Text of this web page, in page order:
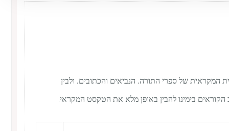
של ספרי התורה, הנביאים והכתובים, ולבין
בימינו להבין באופן מלא את הטקסט המקראי.